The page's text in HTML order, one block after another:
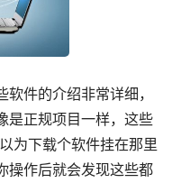
件的介绍非常详细，
是正规项目一样，这些
为下载个软件挂在那里
操作后就会发现这些都